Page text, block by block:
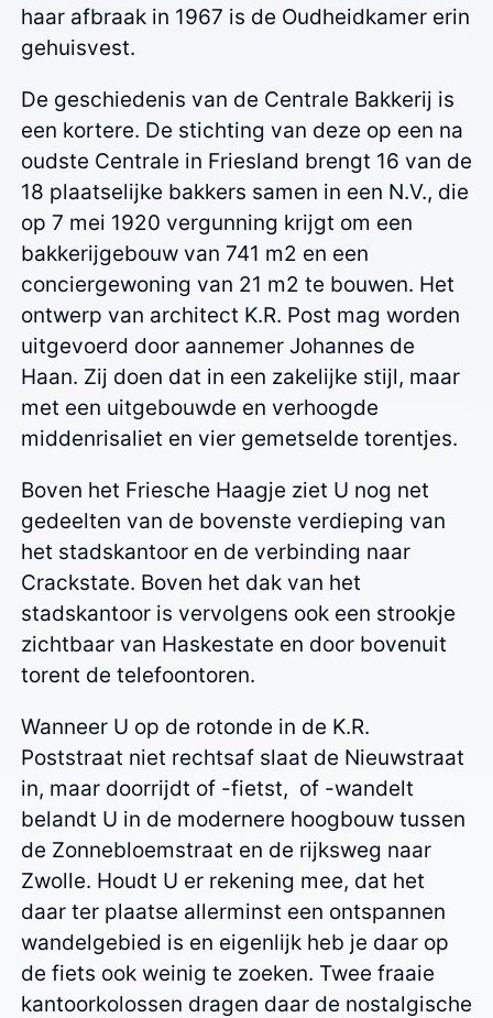
haar afbraak in 1967 is de Oudheidkamer erin
gehuisvest.
De geschiedenis van de Centrale Bakkerij is
een kortere. De stichting van deze op een na
oudste Centrale in Friesland brengt 16 van de
18 plaatselijke bakkers samen in een N.V., die
op 7 mei 1920 vergunning krijgt om een
bakkerijgebouw van 741 m2 en een
conciergewoning van 21 m2 te bouwen. Het
ontwerp van architect K.R. Post mag worden
uitgevoerd door aannemer Johannes de
Haan. Zij doen dat in een zakelijke stijl, maar
met een uitgebouwde en verhoogde
middenrisaliet en vier gemetselde torentjes.
Boven het Friesche Haagje ziet U nog net
gedeelten van de bovenste verdieping van
het stadskantoor en de verbinding naar
Crackstate. Boven het dak van het
stadskantoor is vervolgens ook een strookje
zichtbaar van Haskestate en door bovenuit
torent de telefoontoren.
Wanneer U op de rotonde in de K.R.
Poststraat niet rechtsaf slaat de Nieuwstraat
in, maar doorrijdt of -fietst, of -wandelt
belandt U in de modernere hoogbouw tussen
de Zonnebloemstraat en de rijksweg naar
Zwolle. Houdt U er rekening mee, dat het
daar ter plaatse allerminst een ontspannen
wandelgebied is en eigenlijk heb je daar op
de fiets ook weinig te zoeken. Twee fraaie
kantoorkolossen dragen daar de nostalgische